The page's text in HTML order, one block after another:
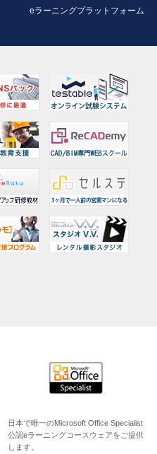
eラーニングプラットフォーム
日本で唯一のMicrosoft Office Specialist
公認eラーニングコースウェアをご提供
します。